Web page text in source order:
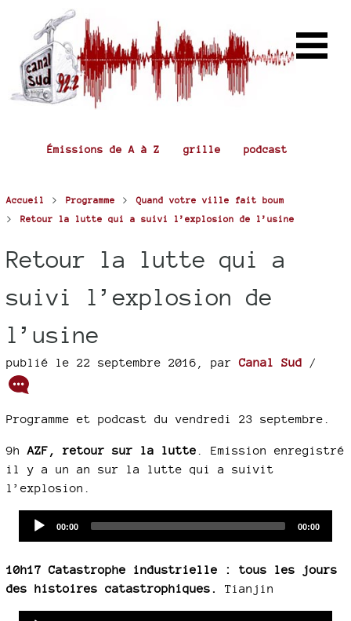
Émissions de A à Z grille podcast
Accueil > Programme >Quand votre ville fait boum
> Retour la lutte qui a suivi l’explosion de l’usine
Retour la lutte qui a
suivi l’explosion de
l’usine
publié le 22 septembre 2016 parCanal Sud /
Programme et podcast du vendredi 23 septembre.
9hAZF, retour sur la lutte . Emission enregistré
il y a un an sur la lutte qui a suivit
l’explosion.
Current
00:00
Total
00:00
10h17 Catastrophe industrielle : tous les jours
des histoires catastrophiques.
Tianjin